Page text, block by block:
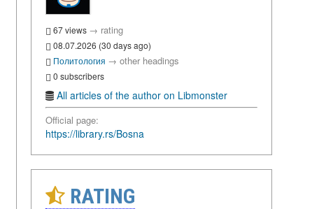
67 views → rating
08.07.2026 (30 days ago)
Политология → other headings
0 subscribers
All articles of the author on Libmonster
Official page:
https://library.rs/Bosna
RATING